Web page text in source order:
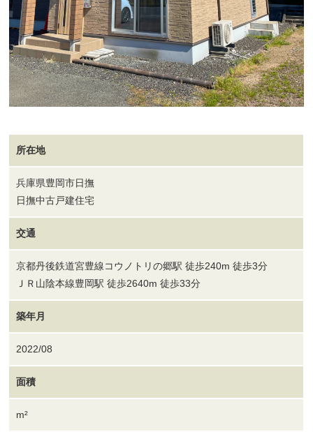
所在地
兵庫県豊岡市日撫
日撫中古戸建住宅
交通
京都丹後鉄道宮豊線コウノトリの郷駅 徒歩240m 徒歩3分
ＪＲ山陰本線豊岡駅 徒歩2640m 徒歩33分
築年月
2022/08
面積
m²